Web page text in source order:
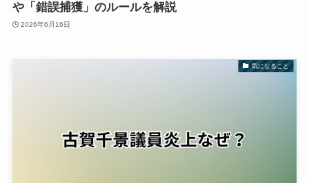
や「錯誤捕獲」のルールを解説
2026年6月16日
気になること